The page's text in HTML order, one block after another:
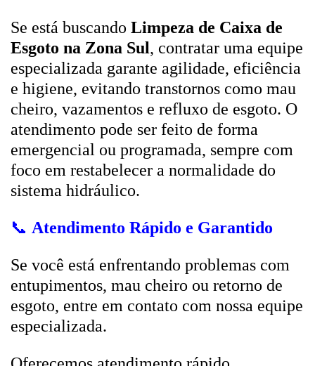
Se está buscando Limpeza de Caixa de
Esgoto na Zona Sul, contratar uma equipe
especializada garante agilidade, eficiência
e higiene, evitando transtornos como mau
cheiro, vazamentos e refluxo de esgoto. O
atendimento pode ser feito de forma
emergencial ou programada, sempre com
foco em restabelecer a normalidade do
sistema hidráulico.
📞 Atendimento Rápido e Garantido
Se você está enfrentando problemas com
entupimentos, mau cheiro ou retorno de
esgoto, entre em contato com nossa equipe
especializada.